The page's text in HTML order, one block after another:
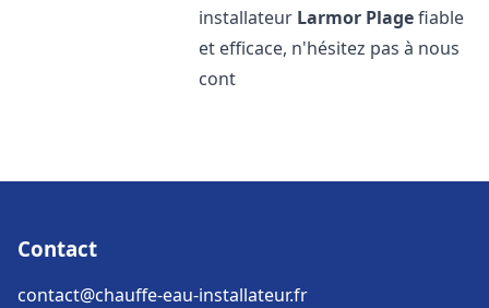
installateur Larmor Plagefiable
et efficace, n'hésitez pas à nous
cont
Contact
contact@chauffe-eau-installateur.fr